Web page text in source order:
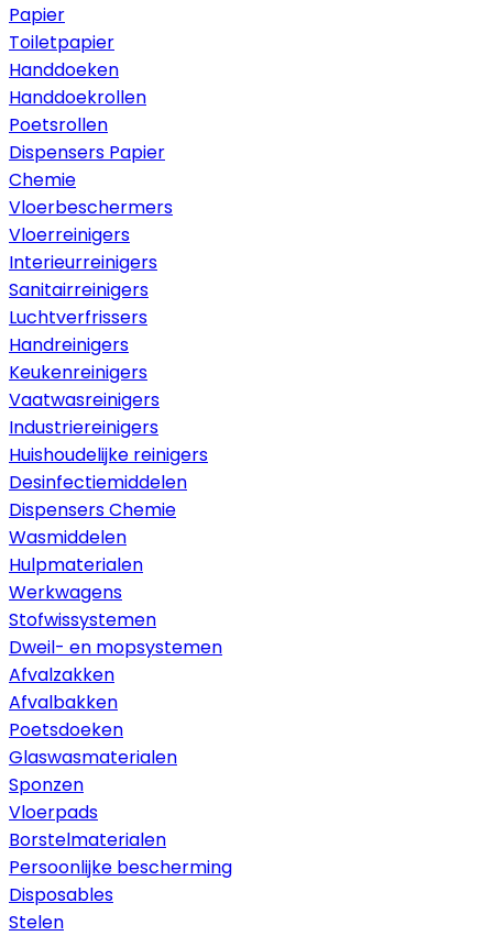
Papier
Toiletpapier
Handdoeken
Handdoekrollen
Poetsrollen
Dispensers Papier
Chemie
Vloerbeschermers
Vloerreinigers
Interieurreinigers
Sanitairreinigers
Luchtverfrissers
Handreinigers
Keukenreinigers
Vaatwasreinigers
Industriereinigers
Huishoudelijke reinigers
Desinfectiemiddelen
Dispensers Chemie
Wasmiddelen
Hulpmaterialen
Werkwagens
Stofwissystemen
Dweil- en mopsystemen
Afvalzakken
Afvalbakken
Poetsdoeken
Glaswasmaterialen
Sponzen
Vloerpads
Borstelmaterialen
Persoonlijke bescherming
Disposables
Stelen